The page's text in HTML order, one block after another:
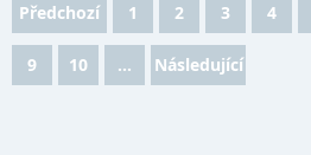
Předchozí 1 2 3 4
9 10 ... Následující